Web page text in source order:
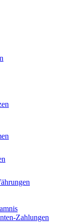
Zahlungen